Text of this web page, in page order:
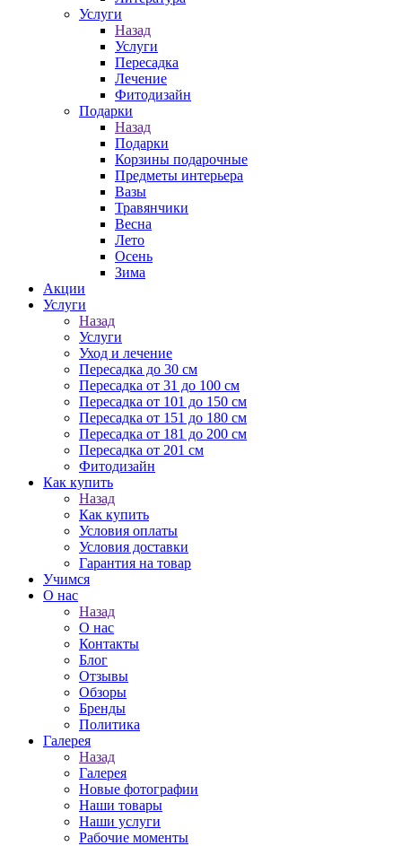
Услуги
Назад
Услуги
Пересадка
Лечение
Фитодизайн
Подарки
Назад
Подарки
Корзины подарочные
Предметы интерьера
Вазы
Травянчики
Весна
Лето
Осень
Зима
Акции
Услуги
Назад
Услуги
Уход и лечение
Пересадка до 30 см
Пересадка от 31 до 100 см
Пересадка от 101 до 150 см
Пересадка от 151 до 180 см
Пересадка от 181 до 200 см
Пересадка от 201 см
Фитодизайн
Как купить
Назад
Как купить
Условия оплаты
Условия доставки
Гарантия на товар
Учимся
О нас
Назад
О нас
Контакты
Блог
Отзывы
Обзоры
Бренды
Политика
Галерея
Назад
Галерея
Новые фотографии
Наши товары
Наши услуги
Рабочие моменты